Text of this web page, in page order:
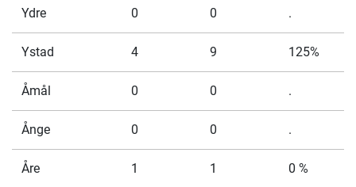
Ydre 0 0 .
Ystad 4 9 125%
Åmål 0 0 .
Ånge 0 0 .
Åre 1 1 0 %